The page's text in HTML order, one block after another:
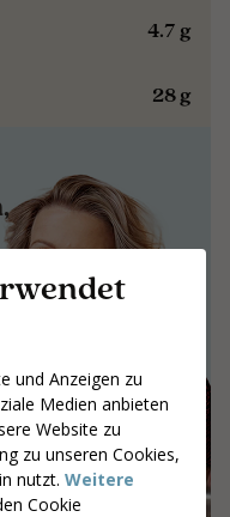
und Anzeigen zu
Medien anbieten
Website zu
zu unseren Cookies,
nutzt. Weitere
Cookie
4.7 g
28 g
Coaches suchen